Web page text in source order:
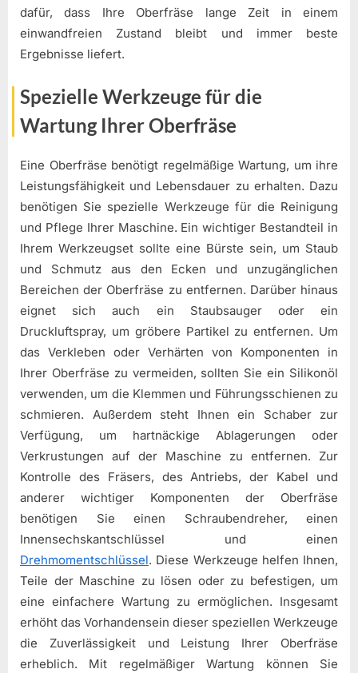
dafür, dass Ihre Oberfräse lange Zeit in einem
einwandfreien Zustand bleibt und immer beste
Ergebnisse liefert.
Spezielle Werkzeuge für die
Wartung Ihrer Oberfräse
Eine Oberfräse benötigt regelmäßige Wartung, um ihre
Leistungsfähigkeit und Lebensdauer zu erhalten. Dazu
benötigen Sie spezielle Werkzeuge für die Reinigung
und Pflege Ihrer Maschine. Ein wichtiger Bestandteil in
Ihrem Werkzeugset sollte eine Bürste sein, um Staub
und Schmutz aus den Ecken und unzugänglichen
Bereichen der Oberfräse zu entfernen. Darüber hinaus
eignet sich auch ein Staubsauger oder ein
Druckluftspray, um gröbere Partikel zu entfernen. Um
das Verkleben oder Verhärten von Komponenten in
Ihrer Oberfräse zu vermeiden, sollten Sie ein Silikonöl
verwenden, um die Klemmen und Führungsschienen zu
schmieren. Außerdem steht Ihnen ein Schaber zur
Verfügung, um hartnäckige Ablagerungen oder
Verkrustungen auf der Maschine zu entfernen. Zur
Kontrolle des Fräsers, des Antriebs, der Kabel und
anderer wichtiger Komponenten der Oberfräse
benötigen Sie einen Schraubendreher, einen
Innensechskantschlüssel und einen
Drehmomentschlüssel. Diese Werkzeuge helfen Ihnen,
Teile der Maschine zu lösen oder zu befestigen, um
eine einfachere Wartung zu ermöglichen. Insgesamt
erhöht das Vorhandensein dieser speziellen Werkzeuge
die Zuverlässigkeit und Leistung Ihrer Oberfräse
erheblich. Mit regelmäßiger Wartung können Sie